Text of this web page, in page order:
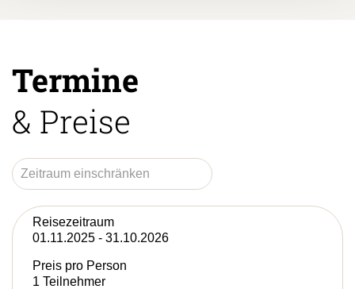
Termine
& Preise
Reisezeitraum
01.11.2025 - 31.10.2026
Preis pro Person
1 Teilnehmer